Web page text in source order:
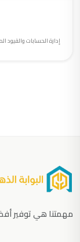
إدارة الحسابات والقيود
مهمتنا هي توفير